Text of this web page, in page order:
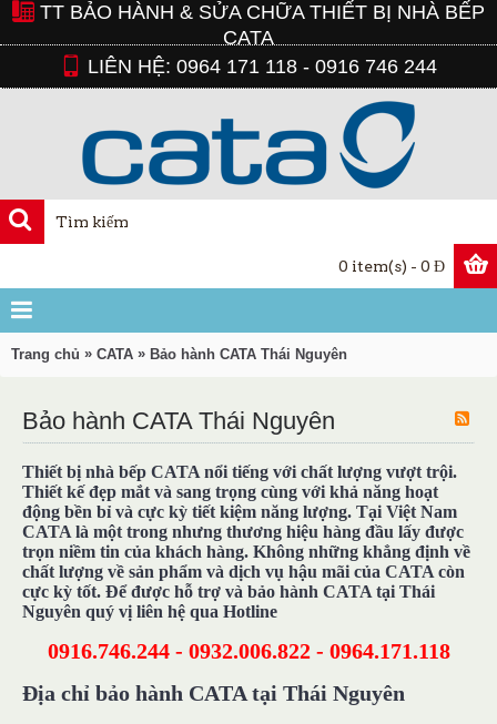
TT BẢO HÀNH & SỬA CHỮA THIẾT BỊ NHÀ BẾP
CATA
LIÊN HỆ: 0964 171 118 - 0916 746 244
0 item(s) - 0 Đ
Trang chủ » CATA » Bảo hành CATA Thái Nguyên
Bảo hành CATA Thái Nguyên
Thiết bị nhà bếp CATA nổi tiếng với chất lượng vượt trội.
Thiết kế đẹp mắt và sang trọng cùng với khả năng hoạt
động bền bỉ và cực kỳ tiết kiệm năng lượng. Tại Việt Nam
CATA là một trong nhưng thương hiệu hàng đầu lấy được
trọn niềm tin của khách hàng. Không những khẳng định về
chất lượng về sản phẩm và dịch vụ hậu mãi của CATA còn
cực kỳ tốt. Để được hỗ trợ và bảo hành CATA tại Thái
Nguyên quý vị liên hệ qua Hotline
0916.746.244 - 0932.006.822 - 0964.171.118
Địa chỉ bảo hành CATA tại Thái Nguyên